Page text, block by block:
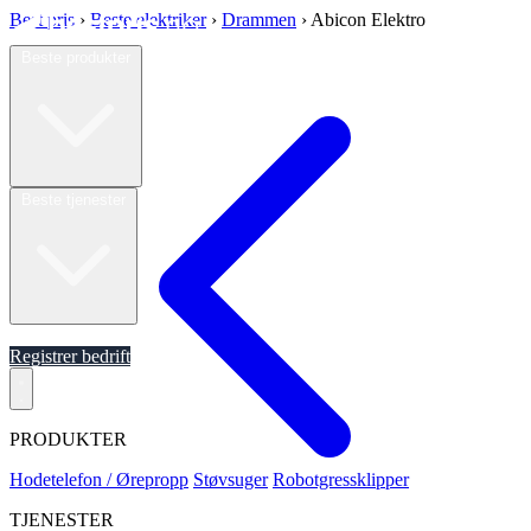
Registrer bedrift
PRODUKTER
Hodetelefon / Ørepropp Støvsuger Robotgressklipper
TJENESTER
Best pris › Beste elektriker › Drammen › Abicon Elektro